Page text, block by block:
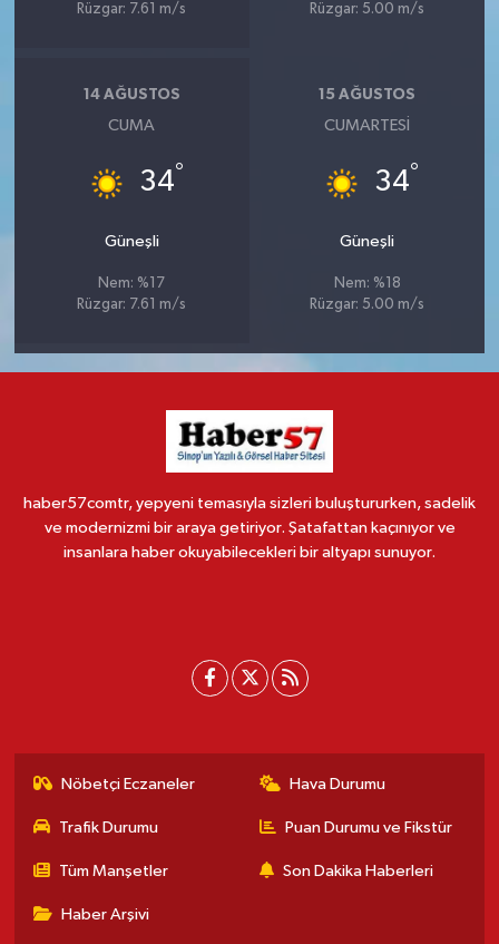
Rüzgar: 7.61 m/s
Rüzgar: 5.00 m/s
14 AĞUSTOS
CUMA
34°
Güneşli
Nem: %17
Rüzgar: 7.61 m/s
15 AĞUSTOS
CUMARTESI
34°
Güneşli
Nem: %18
Rüzgar: 5.00 m/s
haber57comtr, yepyeni temasıyla sizleri buluştururken, sadelik
ve modernizmi bir araya getiriyor. Şatafattan kaçınıyor ve
insanlara haber okuyabilecekleri bir altyapı sunuyor.
Nöbetçi Eczaneler Hava Durumu
Trafik Durumu Puan Durumu ve Fikstür
Tüm Manşetler Son Dakika Haberleri
Haber Arşivi